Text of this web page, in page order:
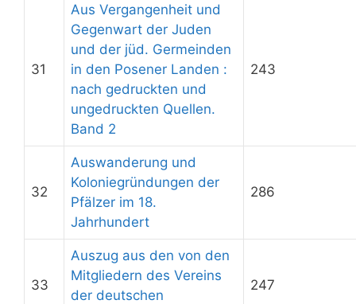
31
Aus Vergangenheit und
Gegenwart der Juden
und der jüd. Germeinden
in den Posener Landen :
nach gedruckten und
ungedruckten Quellen.
Band 2
243
32
Auswanderung und
Koloniegründungen der
Pfälzer im 18.
Jahrhundert
286
33
Auszug aus den von den
Mitgliedern des Vereins
der deutschen
247